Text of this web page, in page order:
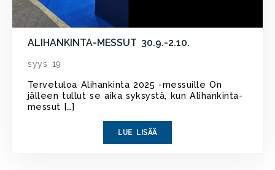
ALIHANKINTA-MESSUT 30.9.-2.10.
syys 19
Tervetuloa Alihankinta 2025 -messuille On
jälleen tullut se aika syksystä, kun Alihankinta-
messut […]
LUE LISÄÄ